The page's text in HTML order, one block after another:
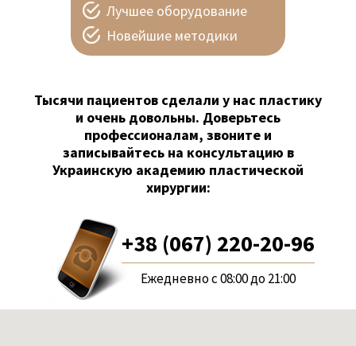
Лучшее оборудование
Новейшие методики
Тысячи пациентов сделали у нас пластику
и очень довольны. Доверьтесь
профессионалам, звоните и
записывайтесь на консультацию в
Украинскую академию пластической
хирургии:
+38 (067) 220-20-96
Ежедневно с 08:00 до 21:00